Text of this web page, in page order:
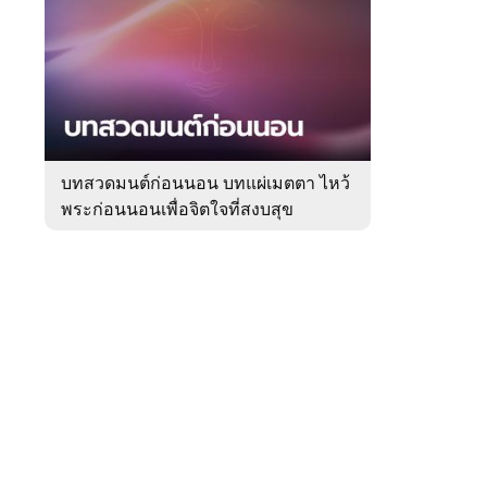
ของ
Sanook
ดูด
บทสวดมนต์ก่อนนอน บทแผ่เมตตา ไหว้
พระก่อนนอนเพื่อจิตใจที่สงบสุข